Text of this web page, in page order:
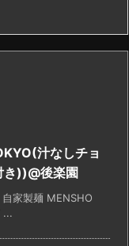
汁なしチョ
き))@後楽園
家製麺 MENSHO
...